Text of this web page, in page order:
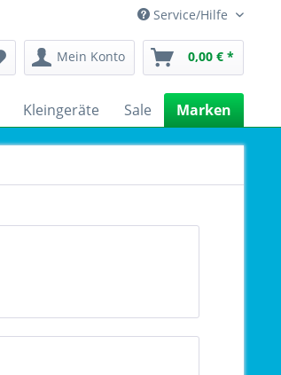
Service/Hilfe
Mein Konto 0,00 € *
Kleingeräte Sale Marken